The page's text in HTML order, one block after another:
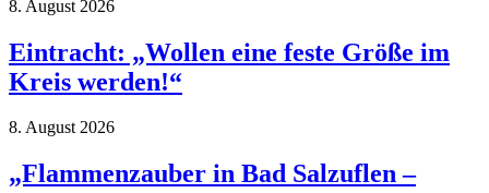
8. August 2026
Eintracht: „Wollen eine feste Größe im
Kreis werden!“
8. August 2026
„Flammenzauber in Bad Salzuflen –